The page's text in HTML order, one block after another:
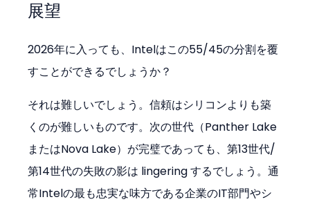
展望
2026年に入っても、Intelはこの55/45の分割を覆
すことができるでしょうか？
それは難しいでしょう。信頼はシリコンよりも築
くのが難しいものです。次の世代（Panther Lake
またはNova Lake）が完璧であっても、第13世代/
第14世代の失敗の影は lingering するでしょう。通
常Intelの最も忠実な味方である企業のIT部門やシ